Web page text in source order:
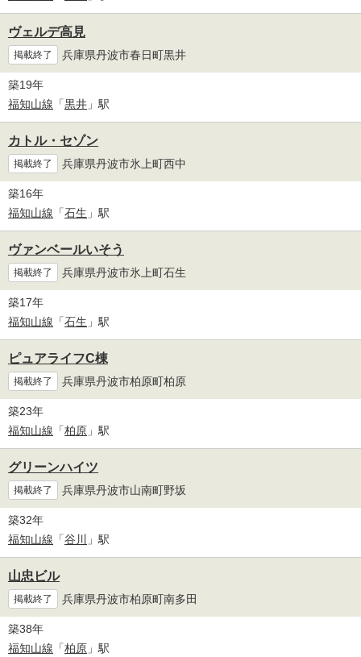
ヴェルデ高見
掲載終了 兵庫県丹波市春日町黒井
築19年
福知山線 「黒井 」駅
カトル・セゾン
掲載終了 兵庫県丹波市氷上町西中
築16年
福知山線 「石生 」駅
ヴァンベールいそう
掲載終了 兵庫県丹波市氷上町石生
築17年
福知山線 「石生 」駅
ピュアライフC棟
掲載終了 兵庫県丹波市柏原町柏原
築23年
福知山線 「柏原 」駅
グリーンハイツ
掲載終了 兵庫県丹波市山南町野坂
築32年
福知山線 「谷川 」駅
山忠ビル
掲載終了 兵庫県丹波市柏原町南多田
築38年
福知山線 「柏原 」駅